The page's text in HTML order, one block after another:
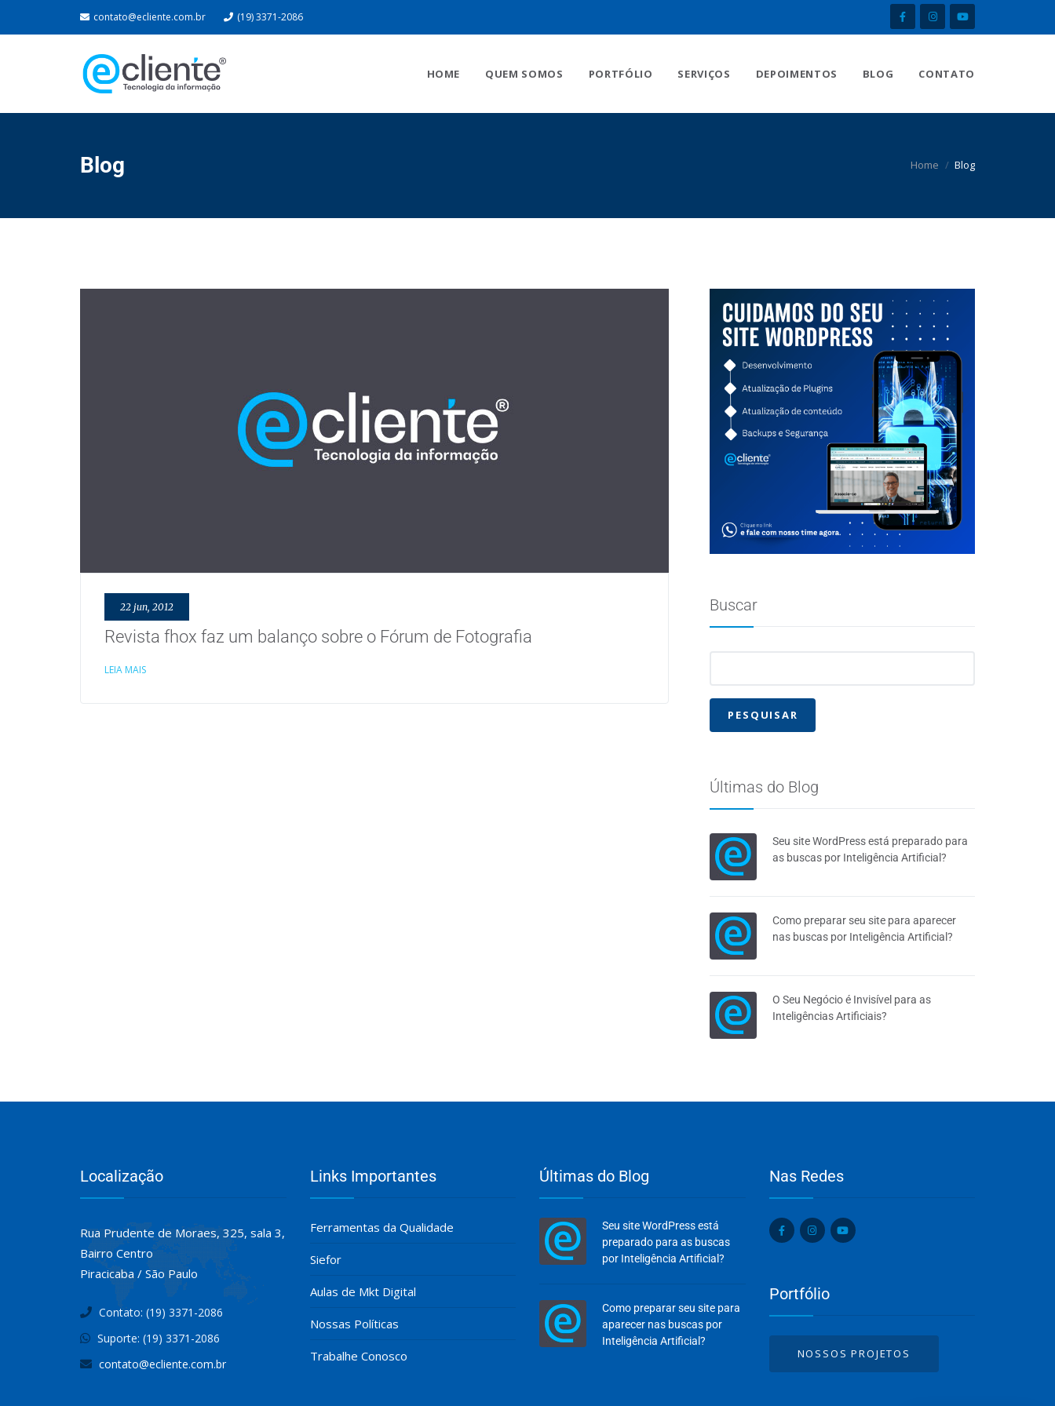
contato@ecliente.com.br (19) 3371-2086
HOME QUEM SOMOS PORTFÓLIO SERVIÇOS DEPOIMENTOS BLOG CONTATO
Blog Home Blog
22 jun, 2012
Revista fhox faz um balanço sobre o Fórum de Fotografia
LEIA MAIS
Buscar
Últimas do Blog
Seu site WordPress está preparado para
as buscas por Inteligência Artificial?
Como preparar seu site para aparecer
nas buscas por Inteligência Artificial?
O Seu Negócio é Invisível para as
Inteligências Artificiais?
Localização
Rua Prudente de Moraes, 325, sala 3,
Bairro Centro
Piracicaba / São Paulo
Contato: (19) 3371-2086
Suporte: (19) 3371-2086
contato@ecliente.com.br
Links Importantes
Ferramentas da Qualidade
Siefor
Aulas de Mkt Digital
Nossas Políticas
Trabalhe Conosco
Últimas do Blog
Seu site WordPress está
preparado para as buscas
por Inteligência Artificial?
Como preparar seu site para
aparecer nas buscas por
Inteligência Artificial?
Nas Redes
Portfólio
NOSSOS PROJETOS
Olá, insira seus dados para continuar.
Número de celular